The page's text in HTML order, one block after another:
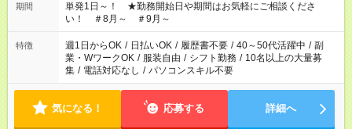
期間
単発1日～！ ★勤務開始日や期間はお気軽にご相談くださ
い！ ＃8月～ ＃9月～
特徴 週1日からOK / 日払いOK / 履歴書不要 / 40～50代活躍中 / 副
業・WワークOK / 服装自由 / シフト勤務 / 10名以上の大量募
集 / 電話対応なし / パソコンスキル不要
気になる！ 応募する 詳細へ